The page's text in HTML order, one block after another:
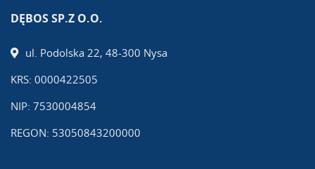
DĘBOS SP.Z O.O.
ul. Podolska 22, 48-300 Nysa
KRS: 0000422505
NIP: 7530004854
REGON: 53050843200000